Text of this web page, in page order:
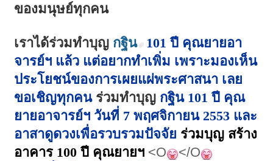
ของมนุษย์ทุกคน
เราได้ร่วมทำบุญ กฐิน
101 ปี คุณยายอา
จารย์ฯ แล้ว แต่อยากทำเพิ่ม เพราะมองเห็น
ประโยชน์ของการเผยแผ่พระศาสนา เลย
ขอเชิญทุกคน ร่วมทำบุญ กฐิน101 ปี คุณ
ยายอาจารย์ฯ วันที่ 7 พฤศจิกายน 2553 และ
อาสาดูดวงเพื่อรวบรวมปัจจัย ร่วมบุญ สร้าง
อาคาร 100 ปี คุณยายฯ <O
</O